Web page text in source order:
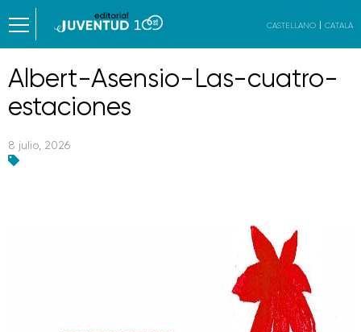
CASTELLANO CATALÀ
Albert-Asensio-Las-cuatro-
estaciones
8 julio, 2026